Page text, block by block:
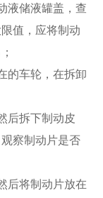
液储液罐盖，查
值，应将制动
的车轮，在拆卸
后拆下制动皮
察制动片是否
后将制动片放在